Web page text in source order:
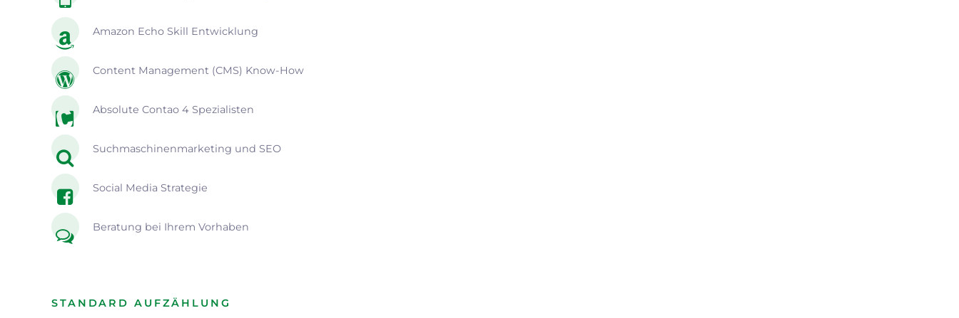
Amazon Echo Skill Entwicklung
Content Management (CMS) Know-How
Absolute Contao 4 Spezialisten
Suchmaschinenmarketing und SEO
Social Media Strategie
Beratung bei Ihrem Vorhaben
STANDARD AUFZÄHLUNG